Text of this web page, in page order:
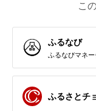
こ
ふるなび
ふるなびマネー
ふるさとチ